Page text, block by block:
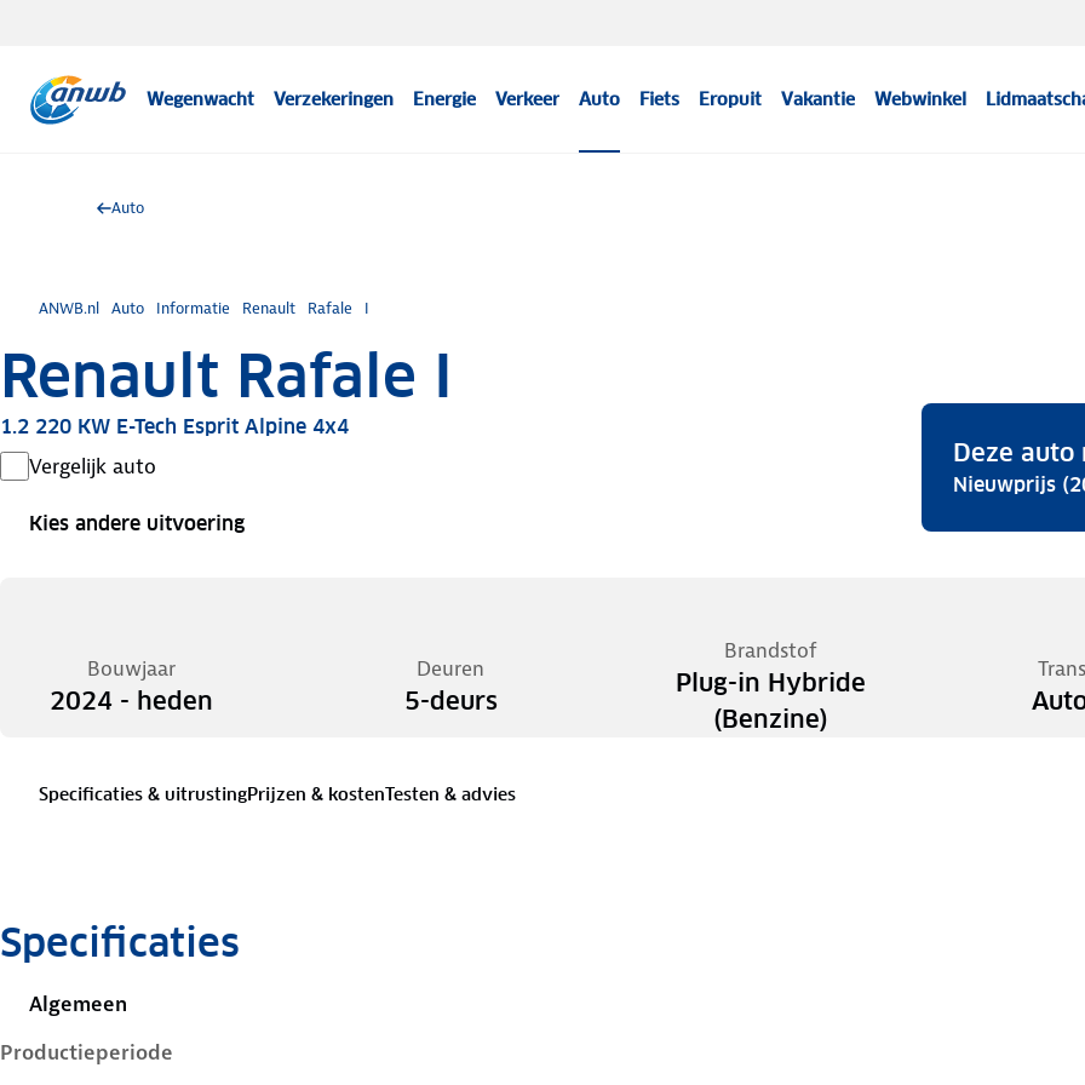
Wegenwacht Verzekeringen Energie Verkeer Auto Fiets Eropuit Vakantie Webwinkel
Auto
ANWB.nl Auto Informatie Renault Rafale I
Renault Rafale I
1.2 220 KW E-Tech Esprit Alpine 4x4
Vergelijk auto
Kies andere uitvoering
Deze auto
Nieuwprijs
Bouwjaar
2024 - heden
Deuren
5-deurs
Brandstof
Plug-in Hybride
(Benzine)
Specificaties & uitrustingPrijzen & kostenTesten & advies
Specificaties
Algemeen
Productieperiode